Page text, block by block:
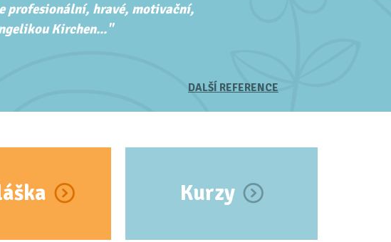
profesionální, hravé, motivační,
Kirchen..."
DALŠÍ REFERENCE
Kurzy